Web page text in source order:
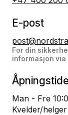
E-post
For din
informasjon via
Man - Fre
Kvelder/